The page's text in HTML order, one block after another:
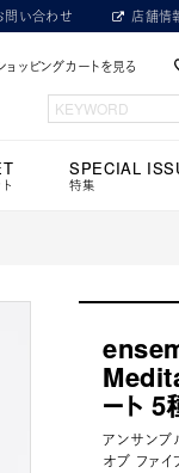
問い合わせ 店舗情
ョッピングカートを見る
SPECIAL
特集
ート 5
アンサンブ
オブ ファ